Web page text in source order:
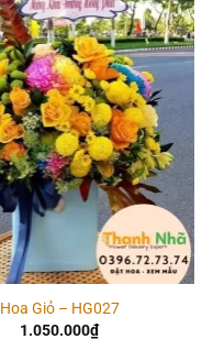
Add to
wishlist
Hoa Giỏ – HG027
1.050.000₫